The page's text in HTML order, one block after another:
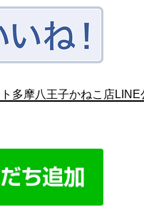
多摩八王子かねこ店LINE